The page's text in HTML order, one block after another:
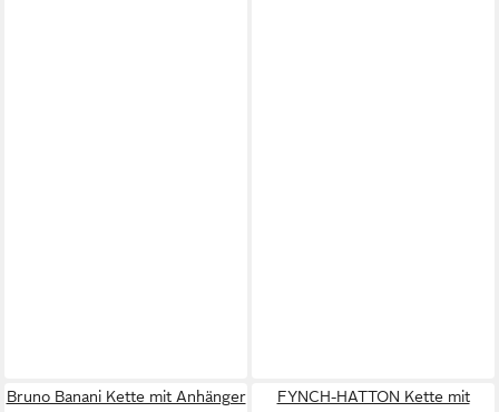
Bruno Banani Kette mit Anhänger
FYNCH-HATTON Kette mit